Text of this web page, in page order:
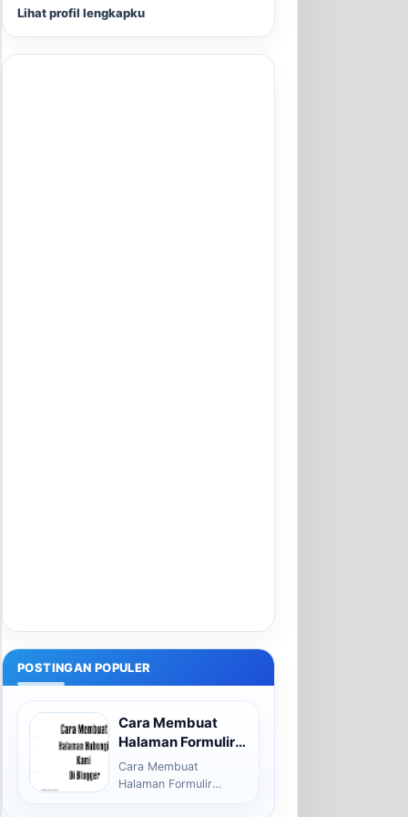
Lihat profil lengkapku
POSTINGAN POPULER
Cara Membuat
Halaman Formulir
Kontak Profesional
Untuk Blogspot #2
Cara Membuat
Halaman Formulir